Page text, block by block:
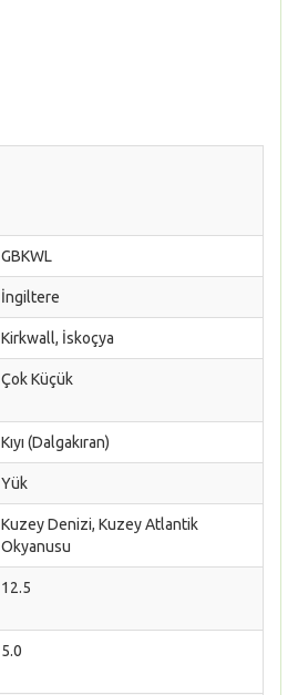
GBKWL
İngiltere
Kirkwall, İskoçya
Çok Küçük
Kıyı (Dalgakıran)
Yük
Kuzey Denizi, Kuzey Atlantik
Okyanusu
12.5
5.0